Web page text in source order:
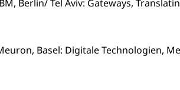
Berlin/ Tel Aviv: Gateways,
Basel: Digitale